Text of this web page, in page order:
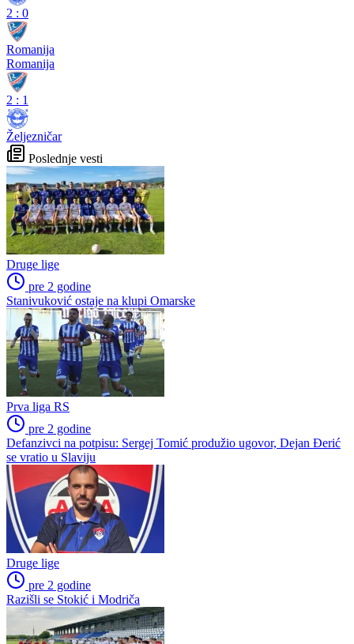
2 : 0
Romanija
Romanija
2 : 1
Željezničar
Poslednje vesti
Druge lige
pre 2 godine
Stanivuković ostaje na klupi Omarske
Prva liga RS
pre 2 godine
Defanzivci na potpisu: Sergej Tomić produžio ugovor, Dejan Đerić
se vratio u Slaviju
Druge lige
pre 2 godine
Razišli se Stokić i Modriča